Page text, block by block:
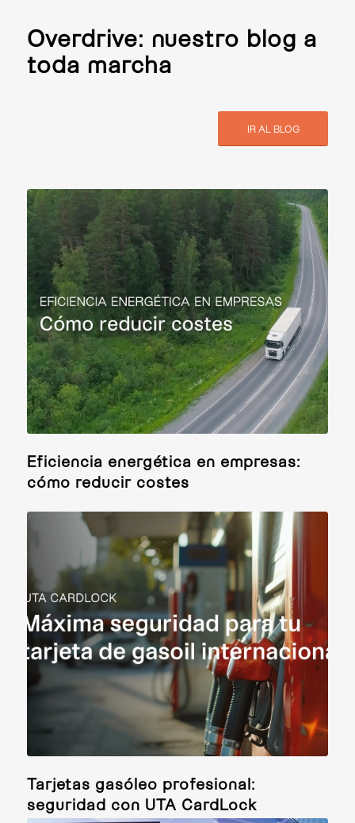
Overdrive: nuestro blog a
toda marcha
IR AL BLOG
Eficiencia energética en empresas:
cómo reducir costes
Tarjetas gasóleo profesional:
seguridad con UTA CardLock